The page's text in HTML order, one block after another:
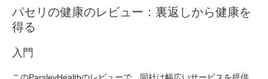
パセリの健康のレビュー：裏返しから健康を
得る
入門